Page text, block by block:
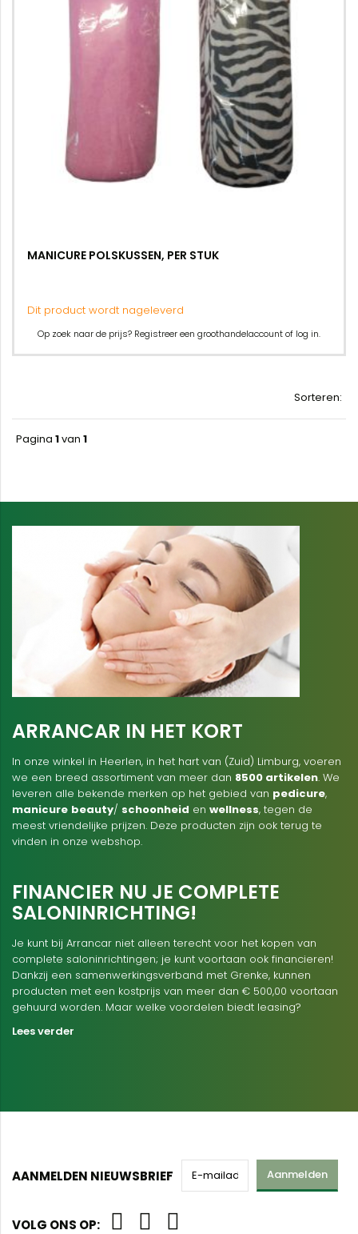
MANICURE POLSKUSSEN, PER STUK
Dit product wordt nageleverd
Op zoek naar de prijs? Registreer een groothandelaccount of log in.
Sorteren:
Pagina 1van 1
ARRANCAR IN HET KORT
In onze winkel in Heerlen, in het hart van (Zuid) Limburg, voeren
we een breed assortiment van meer dan 8500 artikelen. We
leveren alle bekende merken op het gebied van pedicure,
manicure beauty/ schoonheid en wellness, tegen de
meest vriendelijke prijzen. Deze producten zijn ook terug te
vinden in onze webshop.
FINANCIER NU JE COMPLETE
SALONINRICHTING!
Je kunt bij Arrancar niet alleen terecht voor het kopen van
complete saloninrichtingen; je kunt voortaan ook financieren!
Dankzij een samenwerkingsverband met Grenke, kunnen
producten met een kostprijs van meer dan € 500,00 voortaan
gehuurd worden. Maar welke voordelen biedt leasing?
Lees verder
AANMELDEN NIEUWSBRIEF Aanmelden
VOLG ONS OP: